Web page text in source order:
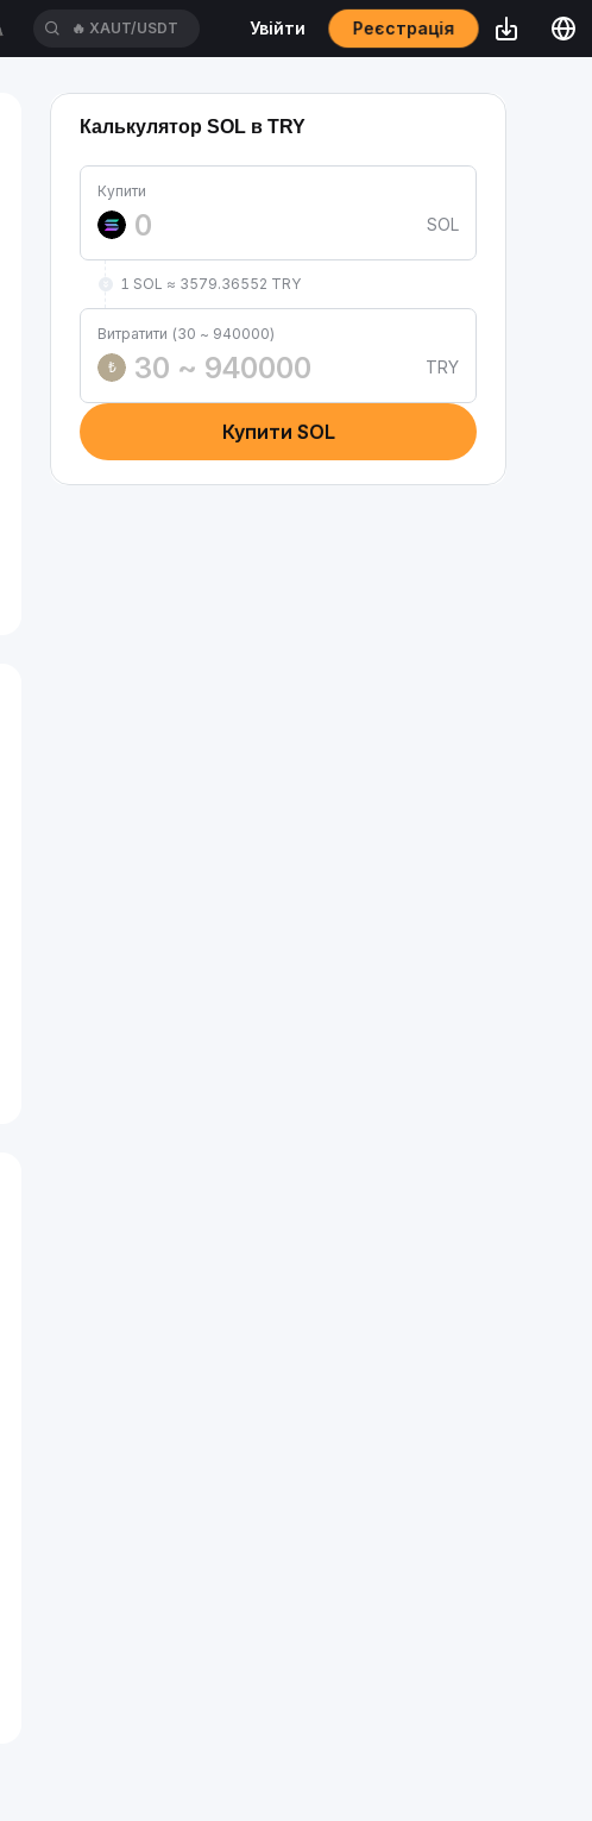
🔥 XAUT/USDT Увійти Реєстрація
Калькулятор SOL в TRY
Купити
SOL
1 SOL ≈ 3579.36552 TRY
Витратити (30 ~ 940000)
₺
TRY
Купити SOL